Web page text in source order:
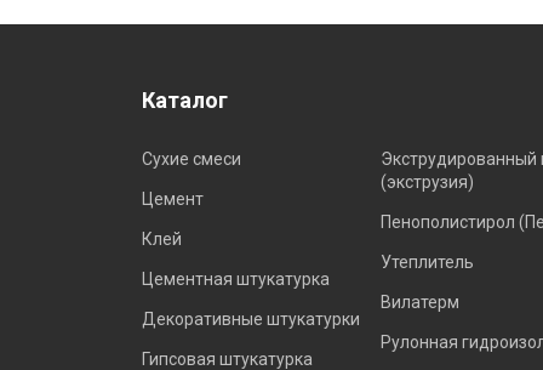
Каталог
Сухие смеси
Цемент
Клей
Цементная штукатурка
Декоративные штукатурки
Гипсовая штукатурка
Экструдированный
(экструзия)
Пенополистирол
Утеплитель
Вилатерм
Рулонная